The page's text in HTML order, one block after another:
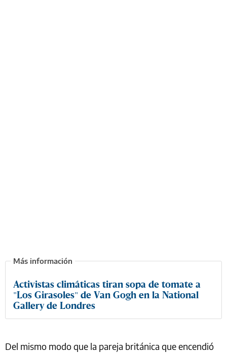
Activistas climáticas tiran sopa de tomate a
"Los Girasoles" de Van Gogh en la National
Gallery de Londres
Del mismo modo que la pareja británica que encendió